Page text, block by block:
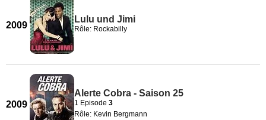
2009
Lulu und Jimi
Rôle: Rockabilly
2009
Alerte Cobra - Saison 25
1 Episode 3
Rôle: Kevin Bergmann